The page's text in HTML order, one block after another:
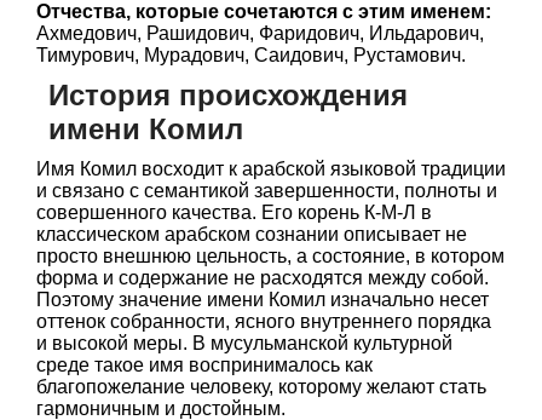
Отчества, которые сочетаются с этим именем:
Ахмедович, Рашидович, Фаридович, Ильдарович,
Тимурович, Мурадович, Саидович, Рустамович.
История происхождения
имени Комил
Имя Комил восходит к арабской языковой традиции
и связано с семантикой завершенности, полноты и
совершенного качества. Его корень К-М-Л в
классическом арабском сознании описывает не
просто внешнюю цельность, а состояние, в котором
форма и содержание не расходятся между собой.
Поэтому значение имени Комил изначально несет
оттенок собранности, ясного внутреннего порядка
и высокой меры. В мусульманской культурной
среде такое имя воспринималось как
благопожелание человеку, которому желают стать
гармоничным и достойным.